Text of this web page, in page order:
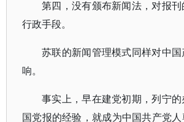
第四，没有颁布新闻法，对报
行政手段。
苏联的新闻管理模式同样对中
响。
事实上，早在建党初期，列宁
国党报的经验，就成为中国共产党